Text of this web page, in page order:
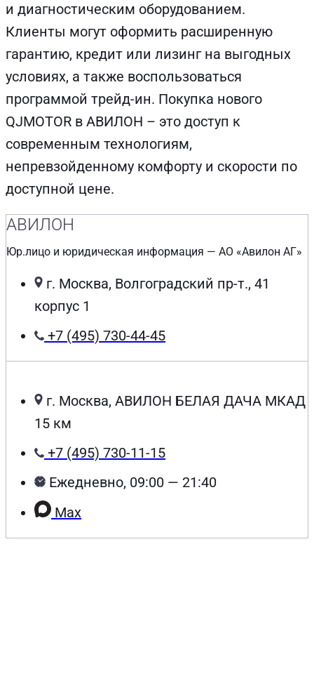
и диагностическим оборудованием.
Клиенты могут оформить расширенную
гарантию, кредит или лизинг на выгодных
условиях, а также воспользоваться
программой трейд-ин. Покупка нового
QJMOTOR в АВИЛОН – это доступ к
современным технологиям,
непревзойденному комфорту и скорости по
доступной цене.
АВИЛОН
Юр.лицо и юридическая информация — АО «Авилон АГ»
г. Москва, Волгоградский пр-т., 41
корпус 1
+7 (495) 730-44-45
г. Москва, АВИЛОН БЕЛАЯ ДАЧА МКАД
15 км
+7 (495) 730-11-15
Ежедневно, 09:00 — 21:40
Max